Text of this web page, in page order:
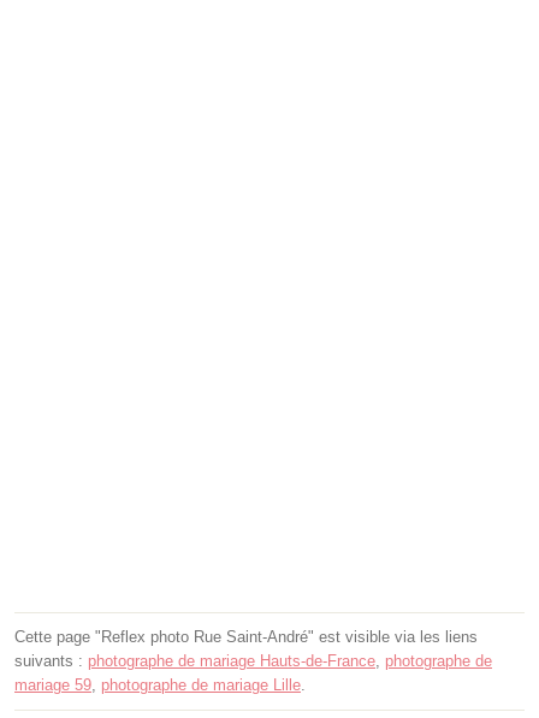
Cette page "Reflex photo Rue Saint-André" est visible via les liens
suivants : photographe de mariage Hauts-de-France photographe de
mariage 59 photographe de mariage Lille